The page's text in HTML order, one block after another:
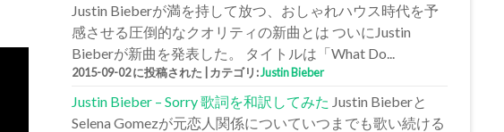
Justin Bieberが満を持して放つ、おしゃれハウス時代を予
感させる圧倒的なクオリティの新曲とは ついにJustin
Bieberが新曲を発表した。 タイトルは「What Do...
2015-09-02 に投稿された カテゴリ:Justin Bieber
Justin Bieber – Sorry 歌詞を和訳してみた Justin Bieberと
Selena Gomezが元恋人関係についていつまでも歌い続ける